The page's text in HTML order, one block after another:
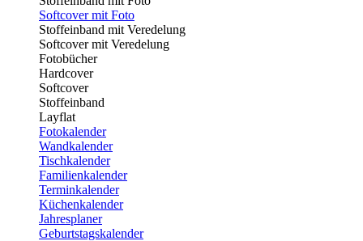
Softcover mit Foto
Stoffeinband mit Veredelung
Softcover mit Veredelung
Fotobücher
Hardcover
Softcover
Stoffeinband
Layflat
Fotokalender
Wandkalender
Tischkalender
Familienkalender
Terminkalender
Küchenkalender
Jahresplaner
Geburtstagskalender